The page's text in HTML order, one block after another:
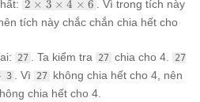
\times
3
4
\times
6
2 × 3 × 4 × 6
. Vì trong tích này
tích này chắc chắn chia hết cho
27 . Ta kiểm tra 27 chia cho 4.
27
3
. Vì 27 không chia hết cho 4, nên
chia hết cho 4.